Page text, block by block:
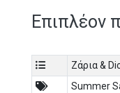
Επιπλέον
Ζάρια &
Summer